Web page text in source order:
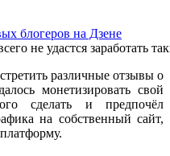
не удастся заработать
различные отзывы о
монетизировать свой
сделать и предпочёл
на собственный сайт,